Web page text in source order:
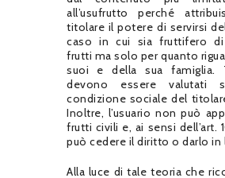
all’usufrutto perché
titolare il potere di servirsi
caso in cui sia fruttifero di
frutti ma solo per quanto
suoi e della sua famiglia.
devono essere valutati
condizione sociale del
Inoltre, l’usuario non può
frutti civili e, ai sensi dell’art.
può cedere il diritto o darlo in
Alla luce di tale teoria che